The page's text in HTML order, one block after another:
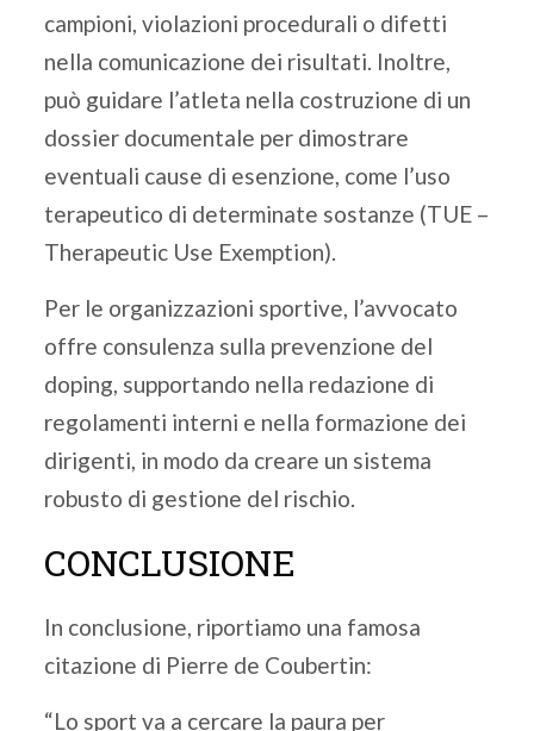
campioni, violazioni procedurali o difetti
nella comunicazione dei risultati. Inoltre,
può guidare l’atleta nella costruzione di un
dossier documentale per dimostrare
eventuali cause di esenzione, come l’uso
terapeutico di determinate sostanze (TUE –
Therapeutic Use Exemption).
Per le organizzazioni sportive, l’avvocato
offre consulenza sulla prevenzione del
doping, supportando nella redazione di
regolamenti interni e nella formazione dei
dirigenti, in modo da creare un sistema
robusto di gestione del rischio.
CONCLUSIONE
In conclusione, riportiamo una famosa
citazione di Pierre de Coubertin:
“Lo sport va a cercare la paura per